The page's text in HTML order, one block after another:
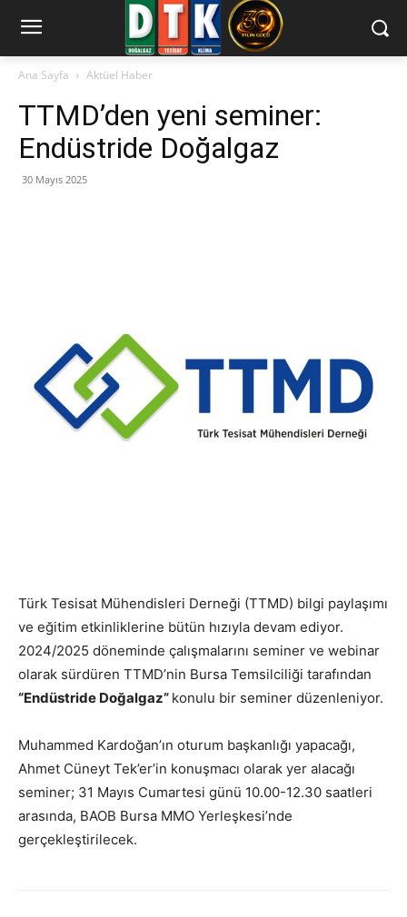
Ana Sayfa Aktüel Haber
TTMD’den yeni seminer:
Endüstride Doğalgaz
30 Mayıs 2025
Türk Tesisat Mühendisleri Derneği (TTMD) bilgi paylaşımı
ve eğitim etkinliklerine bütün hızıyla devam ediyor.
2024/2025 döneminde çalışmalarını seminer ve webinar
olarak sürdüren TTMD’nin Bursa Temsilciliği tarafından
“Endüstride Doğalgaz” konulu bir seminer düzenleniyor.
Muhammed Kardoğan’ın oturum başkanlığı yapacağı,
Ahmet Cüneyt Tek’er’in konuşmacı olarak yer alacağı
seminer; 31 Mayıs Cumartesi günü 10.00-12.30 saatleri
arasında, BAOB Bursa MMO Yerleşkesi’nde
gerçekleştirilecek.